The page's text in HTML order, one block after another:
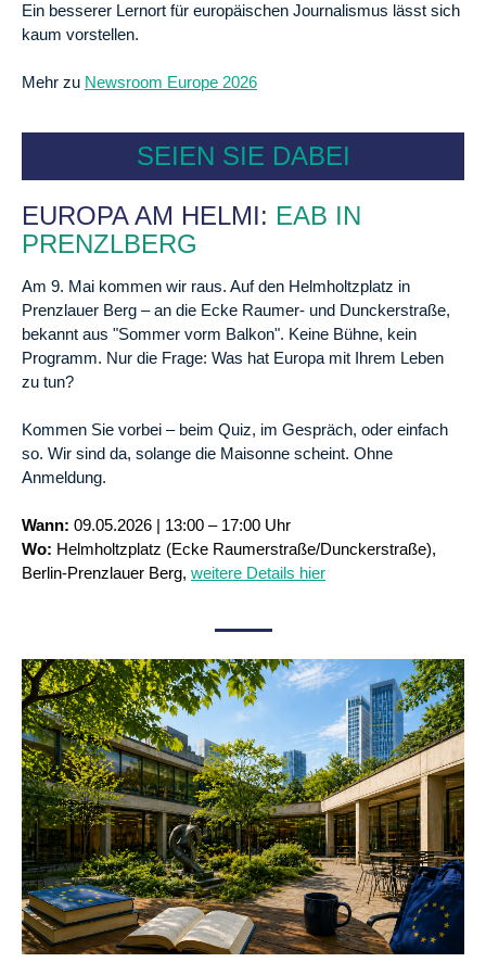
Ein besserer Lernort für europäischen Journalismus lässt sich
kaum vorstellen.
Mehr zu Newsroom Europe 2026
SEIEN SIE DABEI
EUROPA AM HELMI: EAB IN
PRENZLBERG
Am 9. Mai kommen wir raus. Auf den Helmholtzplatz in
Prenzlauer Berg – an die Ecke Raumer- und Dunckerstraße,
bekannt aus "Sommer vorm Balkon". Keine Bühne, kein
Programm. Nur die Frage: Was hat Europa mit Ihrem Leben
zu tun?
Kommen Sie vorbei – beim Quiz, im Gespräch, oder einfach
so. Wir sind da, solange die Maisonne scheint. Ohne
Anmeldung.
Wann: 09.05.2026 | 13:00 – 17:00 Uhr
Wo: Helmholtzplatz (Ecke Raumerstraße/Dunckerstraße),
Berlin-Prenzlauer Berg, weitere Details hier